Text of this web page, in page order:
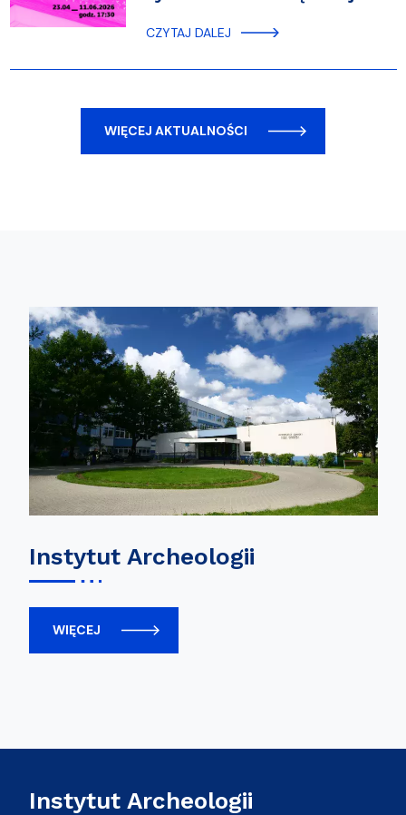
CZYTAJ DALEJ
WIĘCEJ AKTUALNOŚCI
Instytut Archeologii
WIĘCEJ
Instytut Archeologii